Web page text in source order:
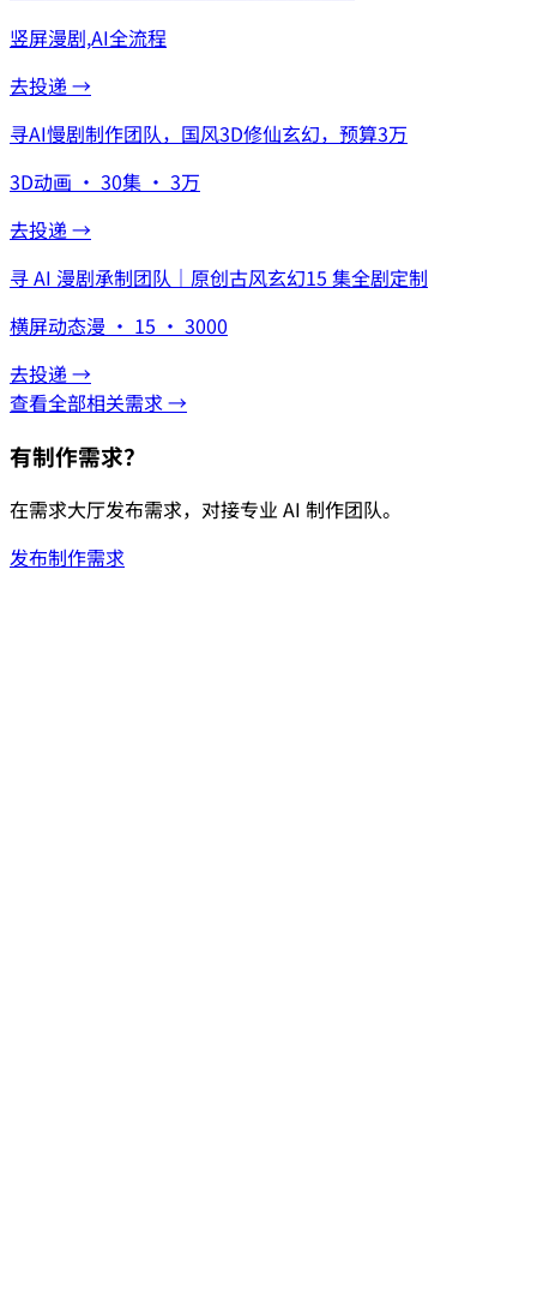
竖屏漫剧,AI全流程
去投递 →
寻AI慢剧制作团队，国风3D修仙玄幻，预算3万
3D动画 · 30集 · 3万
去投递 →
寻 AI 漫剧承制团队｜原创古风玄幻15 集全剧定制
横屏动态漫 · 15 · 3000
去投递 →
查看全部相关需求 →
有制作需求？
在需求大厅发布需求，对接专业 AI 制作团队。
发布制作需求